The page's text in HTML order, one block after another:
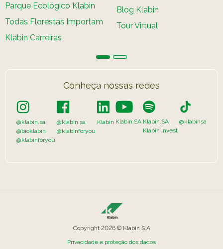
Parque Ecológico Klabin
Todas Florestas Importam
Klabin Carreiras
Blog Klabin
Tour Virtual
Conheça nossas redes
@klabin.sa
@bioklabin
@klabinforyou
@klabin.sa
@klabinforyou
Klabin Klabin.SA Klabin.SA
Klabin Invest
@klabinsa
Copyright 2026 © Klabin S.A
Privacidade e proteção dos dados